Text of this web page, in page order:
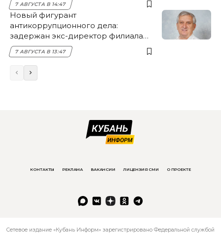
7 АВГУСТА В 14:47
Новый фигурант
антикоррупционного дела:
задержан экс-директор филиала
НЭСК Крымска
7 АВГУСТА В 13:47
КОНТАКТЫ РЕКЛАМА ВАКАНСИИ ЛИЦЕНЗИЯ СМИ О ПРОЕКТЕ
Сетевое издание «Кубань Информ» зарегистрировано Федеральной службой